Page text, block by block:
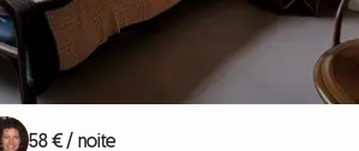
58 € / noite